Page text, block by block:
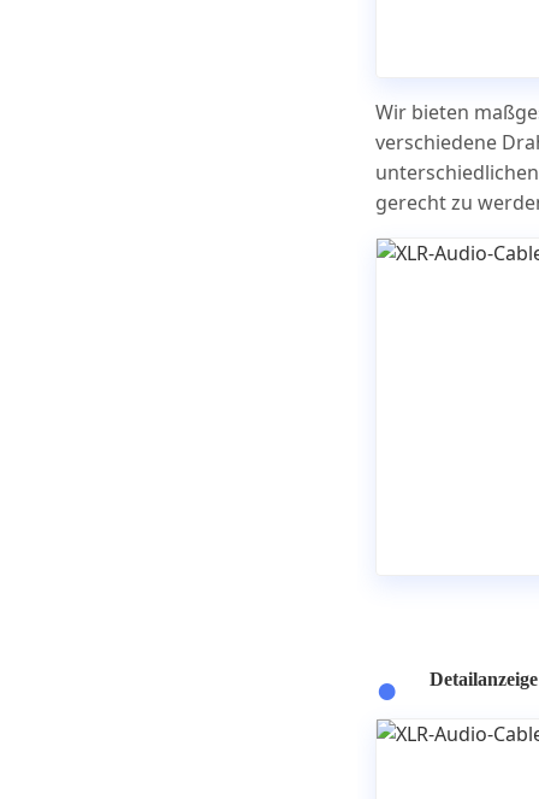
Wir bieten
verschiedene
gerecht zu
Detailanzeige